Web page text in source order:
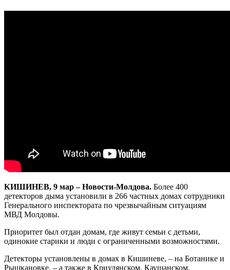
КИШИНЕВ, 9 мар – Новости-Молдова. Более 400
детекторов дыма установили в 266 частных домах сотрудники
Генерального инспектората по чрезвычайным ситуациям
МВД Молдовы.
Приоритет был отдан домам, где живут семьи с детьми,
одинокие старики и люди с ограниченными возможностями.
Детекторы установлены в домах в Кишиневе, – на Ботанике и
Рышкановке, – а также в Криулянском, Каушанском,